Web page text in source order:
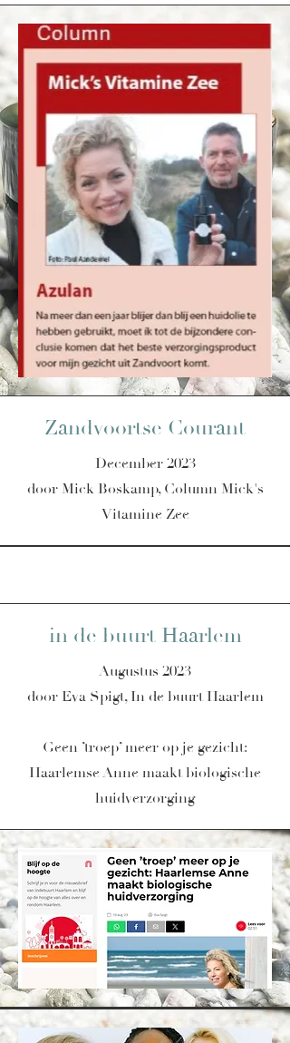
Zandvoortse Courant
December 2023
door Mick Boskamp, Column Mick's
Vitamine Zee
in de buurt Haarlem
Augustus 2023
door Eva Spigt, In de buurt Haarlem
Geen ’troep’ meer op je gezicht:
Haarlemse Anne maakt biologische
huidverzorging